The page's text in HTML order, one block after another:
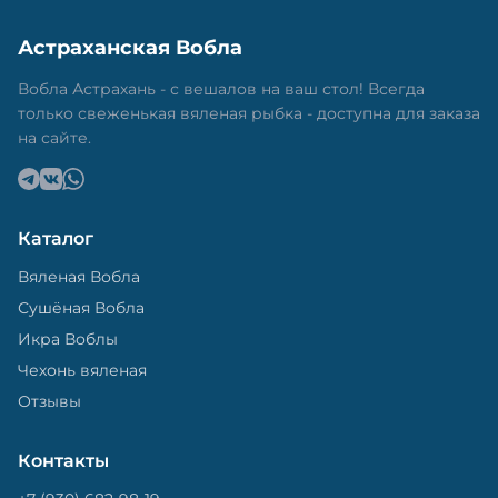
свежей и качественной. Потом рыбу упаковывают
в специальный пакет, чтобы она не портилась и не
теряла влагу. Вяленая вобла — это не просто
вкусная еда, но и пример того, как можно сочетать
старые рецепты и современные технологии. Её
можно есть с напитками, и это будет очень вкусно.
Астраханская Вобла
Вобла Астрахань - с вешалов на ваш стол! Всегда
только свеженькая вяленая рыбка - доступна для заказа
на сайте.
Каталог
Вяленая Вобла
Сушёная Вобла
Икра Воблы
Чехонь вяленая
Отзывы
Контакты